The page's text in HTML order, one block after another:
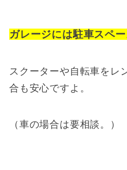
ガレージには駐車スペ
スクーターや自転車をレ
合も安心ですよ。
（車の場合は要相談。）